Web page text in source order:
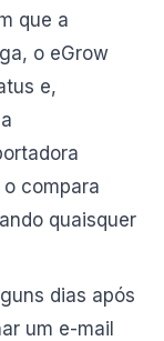
que a
o eGrow
e,
compara
quaisquer
dias após
um e-mail